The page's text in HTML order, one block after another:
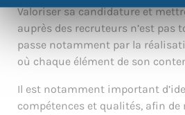
Valoriser sa candidature et
auprès des recruteurs n’est pas
passe notamment par la
où chaque élément de son
Il est notamment important
compétences et qualités, afin